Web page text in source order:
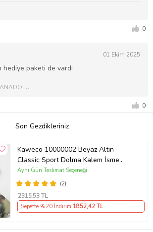
0
01 Ekim 2025
hediye paketi de vardı
0
Son Gezdikleriniz
Kaweco 10000002 Beyaz Altın
Classic Sport Dolma Kalem İsme
Özel Kalem
(2)
Aynı Gün Teslimat Seçeneği
2315,53 TL
Sepette %20 İndirim 1852,42 TL